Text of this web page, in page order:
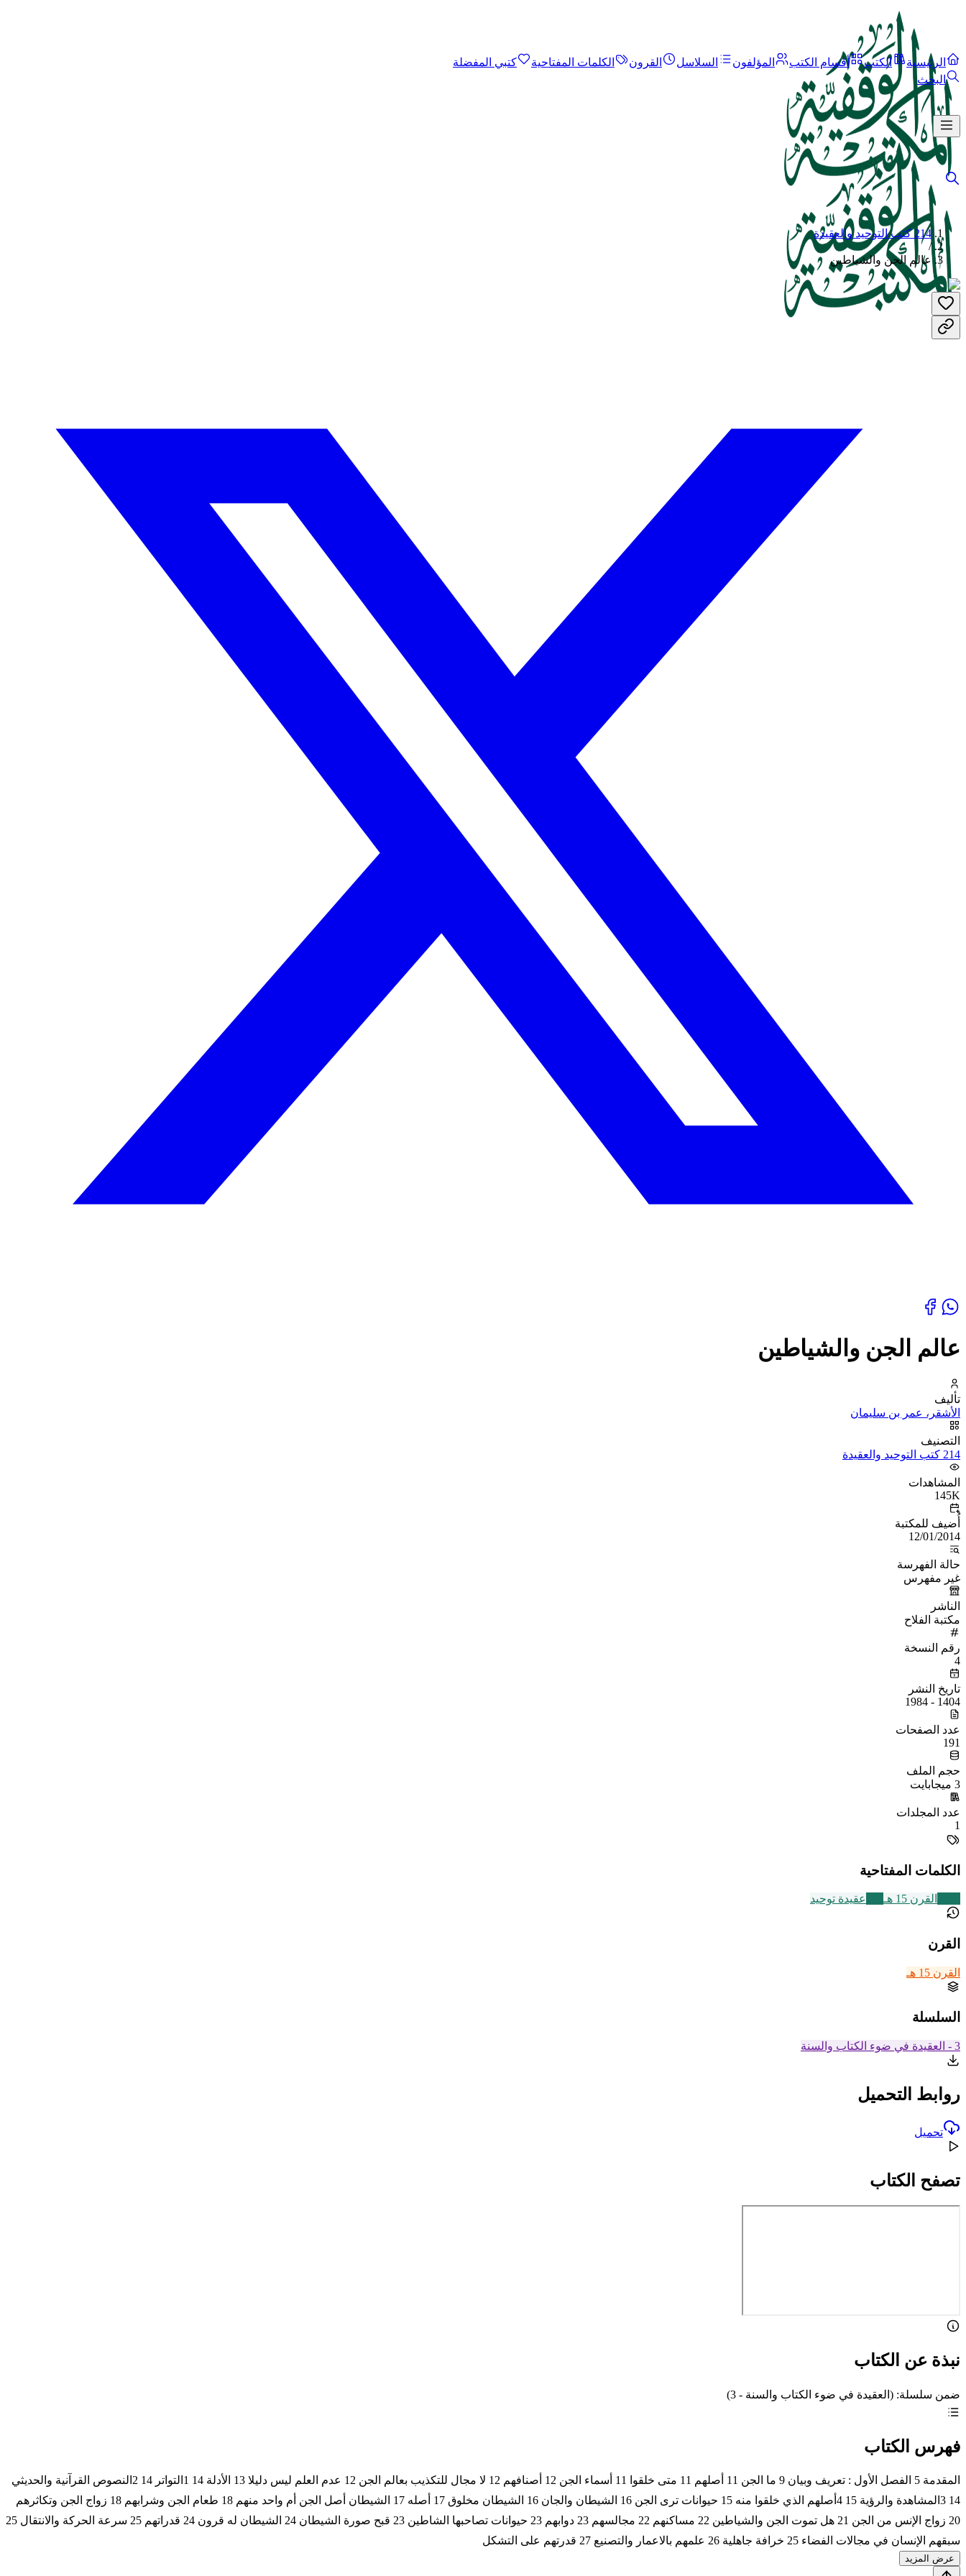
الرئيسية الكتب أقسام الكتب المؤلفون السلاسل القرون الكلمات المفتاحية
كتبي المفضلة
البحث
214 كتب التوحيد والعقيدة
/
عالم الجن والشياطين
عالم الجن والشياطين
تأليف
الأشقر، عمر بن سليمان
التصنيف
214 كتب التوحيد والعقيدة
المشاهدات
145K
أُضيف للمكتبة
12/01/2014
حالة الفهرسة
غير مفهرس
الناشر
مكتبة الفلاح
رقم النسخة
4
تاريخ النشر
1404 - 1984
عدد الصفحات
191
حجم الملف
3 ميجابايت
عدد المجلدات
1
الكلمات المفتاحية
القرن 15 هـ عقيدة توحيد
القرن
القرن 15 هـ
السلسلة
3 - العقيدة في ضوء الكتاب والسنة
روابط التحميل
تحميل
تصفح الكتاب
نبذة عن الكتاب
ضمن سلسلة: (العقيدة في ضوء الكتاب والسنة - 3)
فهرس الكتاب
المقدمة 5 الفصل الأول : تعريف وبيان 9 ما الجن 11 أصلهم 11 متى خلقوا 11 أسماء الجن 12 أصنافهم 12 لا مجال للتكذيب بعالم الجن 12 عدم العلم ليس دليلا 13 الأدلة 14 1التواتر 14 2النصوص القرآنية والحديثي
14 3المشاهدة والرؤية 15 4أصلهم الذي خلقوا منه 15 حيوانات ترى الجن 16 الشيطان والجان 16 الشيطان مخلوق 17 أصله 17 الشيطان أصل الجن أم واحد منهم 18 طعام الجن وشرابهم 18 زواج الجن وتكاثرهم
20 زواج الإنس من الجن 21 هل تموت الجن والشياطين 22 مساكنهم 22 مجالسهم 23 دوابهم 23 حيوانات تصاحبها الشاطين 23 قبح صورة الشيطان 24 الشيطان له قرون 24 قدراتهم 25 سرعة الحركة والانتقال 25
سبقهم الإنسان في مجالات الفضاء 25 خرافة جاهلية 26 علمهم بالاعمار والتصنيع 27 قدرتهم على التشكل
عرض المزيد